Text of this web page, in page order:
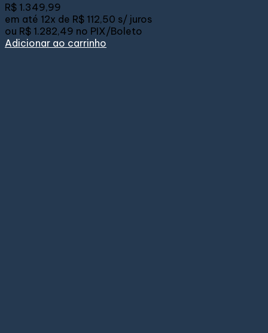
R$ 1.349,99
em até 12x de R$ 112,50 s/ juros
ou R$ 1.282,49 no PIX/Boleto
Adicionar ao carrinho